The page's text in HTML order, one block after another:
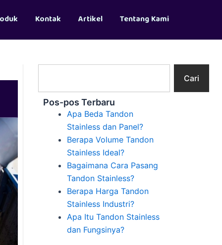
Kontak Artikel Tentang Kami
Cari
Pos-pos Terbaru
Apa Beda Tandon
Stainless dan Panel?
Berapa Volume Tandon
Stainless Ideal?
Bagaimana Cara Pasang
Tandon Stainless?
Berapa Harga Tandon
Stainless Industri?
Apa Itu Tandon Stainless
dan Fungsinya?